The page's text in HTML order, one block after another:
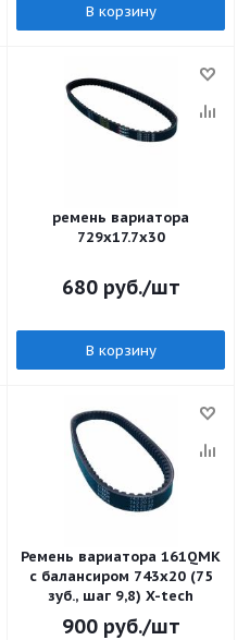
В корзину
ремень вариатора
729x17.7x30
680руб./шт
В корзину
Ремень вариатора 161QMK
с балансиром 743x20 (75
зуб., шаг 9,8) X-tech
900руб./шт